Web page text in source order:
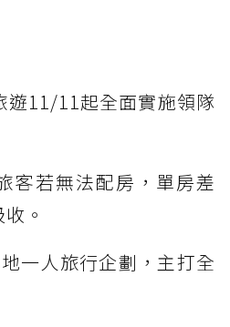
遊11/11起全面實施領隊
客若無法配房，單房差
。
一人旅行企劃，主打全